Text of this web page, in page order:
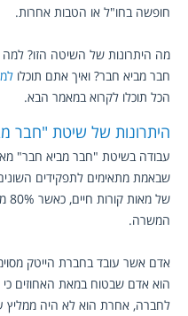
חופשה בחו"ל או הטבות אחרות.
מה היתרונות של השיטה הזו?
חבר מביא חבר? ואיך אתם תוכלו
הכל תוכלו לקרוא במאמר הבא.
היתרונות של שיטת "חבר
עבודה בשיטת "חבר מביא חבר"
שבאמת מתאימים לתפקידים
המשרה.
אדם אשר עובד בחברת הייטק
הוא אדם שבטוח במאת האחוזים
לחברה, אחרת הוא לא היה ממליץ